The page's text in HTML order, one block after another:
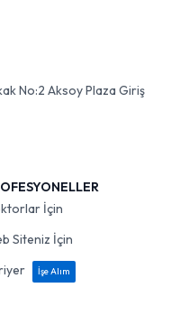
No:2 Aksoy Plaza Giriş
İçin
Siteniz İçin
İşe Alım